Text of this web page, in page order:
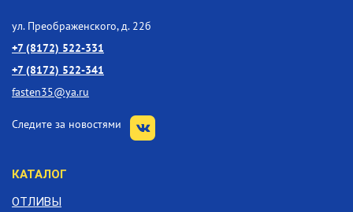
ул. Преображенского, д. 22б
+7 (8172) 522-331
+7 (8172) 522-341
fasten35@ya.ru
Следите за новостями
КАТАЛОГ
ОТЛИВЫ